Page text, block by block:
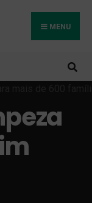
MENU